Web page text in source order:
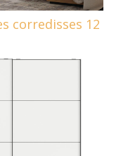
corredisses 12